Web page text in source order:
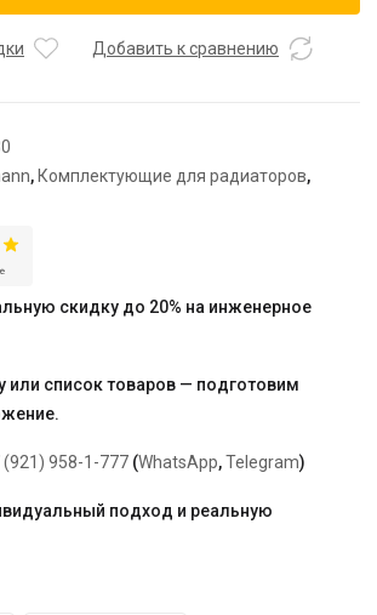
Добавить к сравнению
, Комплектующие для радиаторов,
скидку до 20% на инженерное
или список товаров — подготовим
(921) 958-1-777 (WhatsApp,Telegram)
подход и реальную